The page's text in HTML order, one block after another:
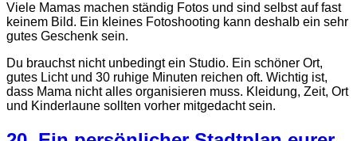
Viele Mamas machen ständig Fotos und sind selbst auf fast
keinem Bild. Ein kleines Fotoshooting kann deshalb ein sehr
gutes Geschenk sein.
Du brauchst nicht unbedingt ein Studio. Ein schöner Ort,
gutes Licht und 30 ruhige Minuten reichen oft. Wichtig ist,
dass Mama nicht alles organisieren muss. Kleidung, Zeit, Ort
und Kinderlaune sollten vorher mitgedacht sein.